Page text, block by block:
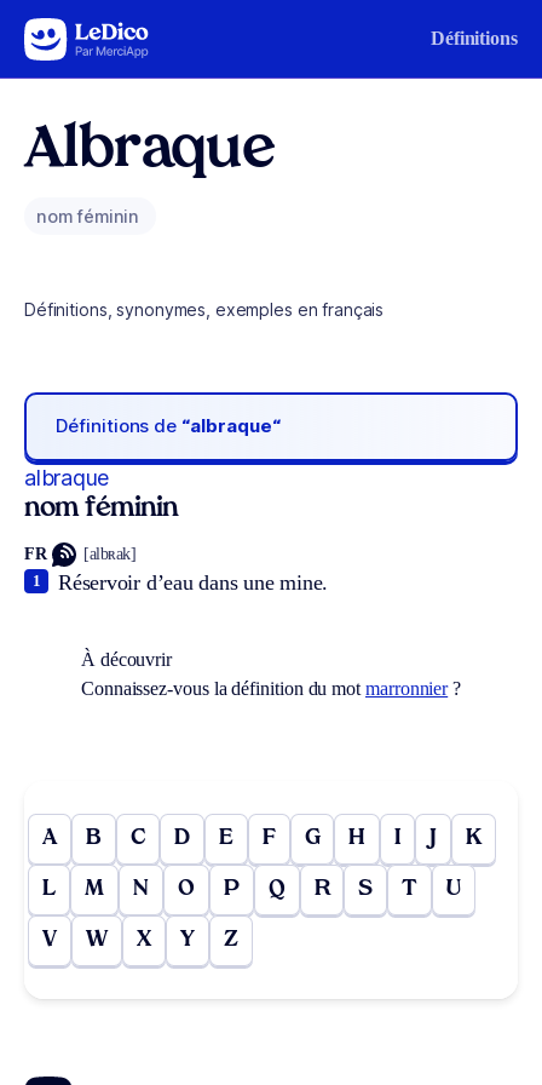
Aller au contenu Définitions
Albraque
nom féminin
Définitions, synonymes, exemples en français
Définitions de “albraque“
albraque
nom féminin
FR [albʀak]
Réservoir d’eau dans une mine.
1
À découvrir
Connaissez-vous la définition du mot marronnier?
A B C D E F G H I J K
L M N O P Q R S T U
V W X Y Z